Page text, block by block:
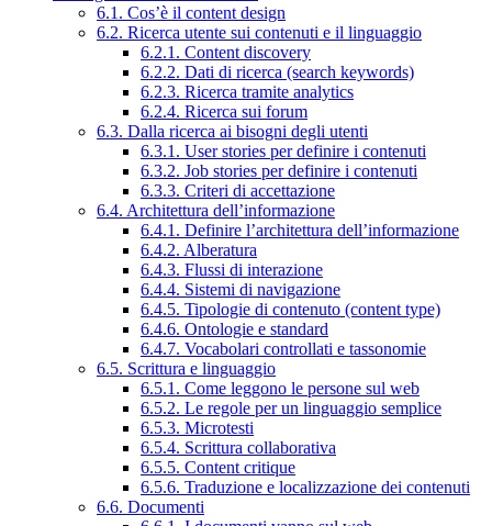
6.1. Cos’è il content design
6.2. Ricerca utente sui contenuti e il linguaggio
6.2.1. Content discovery
6.2.2. Dati di ricerca (search keywords)
6.2.3. Ricerca tramite analytics
6.2.4. Ricerca sui forum
6.3. Dalla ricerca ai bisogni degli utenti
6.3.1. User stories per definire i contenuti
6.3.2. Job stories per definire i contenuti
6.3.3. Criteri di accettazione
6.4. Architettura dell’informazione
6.4.1. Definire l’architettura dell’informazione
6.4.2. Alberatura
6.4.3. Flussi di interazione
6.4.4. Sistemi di navigazione
6.4.5. Tipologie di contenuto (content type)
6.4.6. Ontologie e standard
6.4.7. Vocabolari controllati e tassonomie
6.5. Scrittura e linguaggio
6.5.1. Come leggono le persone sul web
6.5.2. Le regole per un linguaggio semplice
6.5.3. Microtesti
6.5.4. Scrittura collaborativa
6.5.5. Content critique
6.5.6. Traduzione e localizzazione dei contenuti
6.6. Documenti